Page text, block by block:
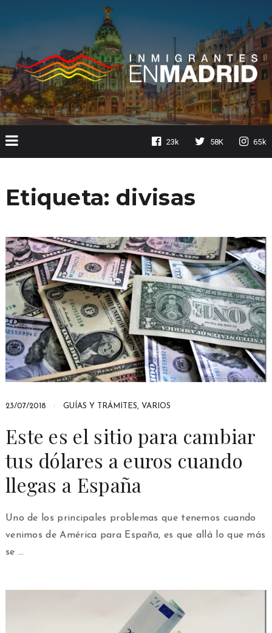
23k 58K 65k
Etiqueta: divisas
23/07/2018 GUÍAS Y TRÁMITES, VARIOS
Este es el sitio para cambiar
tus dólares a euros cuando
llegas a España
Uno de los principales problemas que tenemos cuando
venimos de América para España, es que allá lo que más
se …